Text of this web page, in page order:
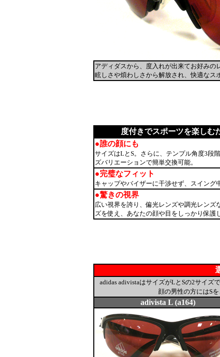
アディダスから、度入れが出来てお好み
眩しさや煩わしさから解放され、快適なス
度付きでスポーツを楽しむ
●誰の顔にも
サイズはLとS。さらに、テンプル角度3段
ズバリエーションで簡単交換可能。
●完璧なフィット
キャップやバイザーに干渉せず、スイン
●驚きの視界
広い視界を誇り、偏光レンズや調光レン
ズを使え、あなたの顔や目をしっかり保護
adidas adivistaはサイズがLとSの2サイズ
顔の男性の方にはS
adivista L (a164)